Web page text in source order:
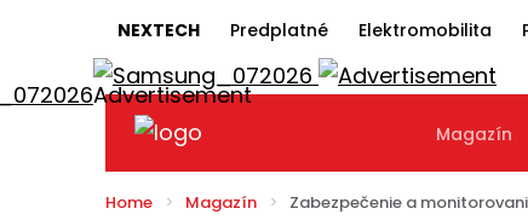
NEXTECH Predplatné Elektromobilita
Magazín
Home Magazín Zabezpečenie a